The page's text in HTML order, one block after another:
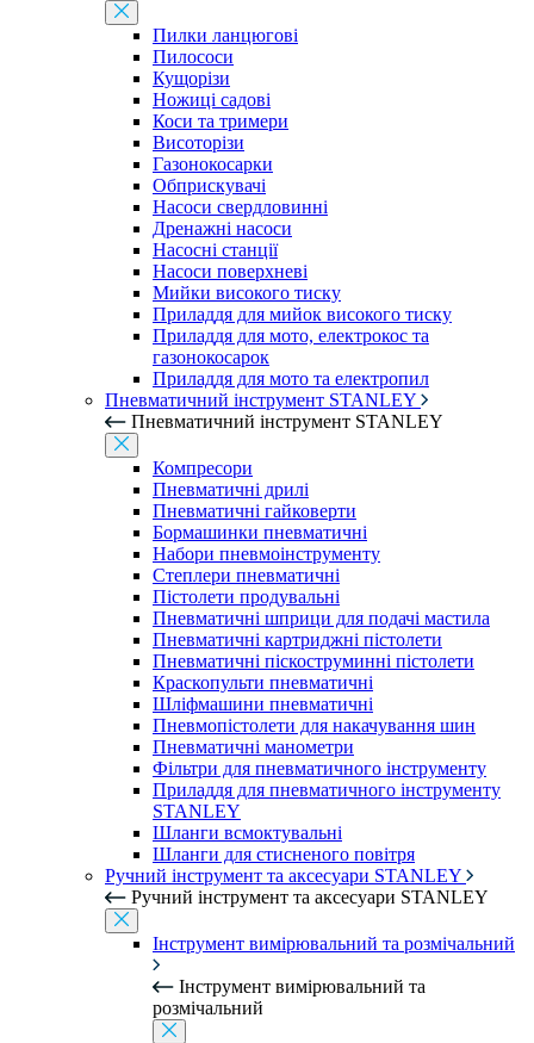
Пилки ланцюгові
Пилососи
Кущорізи
Ножиці садові
Коси та тримери
Висоторізи
Газонокосарки
Обприскувачі
Насоси свердловинні
Дренажні насоси
Насосні станції
Насоси поверхневі
Мийки високого тиску
Приладдя для мийок високого тиску
Приладдя для мото, електрокос та
газонокосарок
Приладдя для мото та електропил
Пневматичний інструмент STANLEY
Пневматичний інструмент STANLEY
Компресори
Пневматичні дрилі
Пневматичні гайковерти
Бормашинки пневматичні
Набори пневмоінструменту
Степлери пневматичні
Пістолети продувальні
Пневматичні шприци для подачі мастила
Пневматичні картриджні пістолети
Пневматичні піскоструминні пістолети
Краскопульти пневматичні
Шліфмашини пневматичні
Пневмопістолети для накачування шин
Пневматичні манометри
Фільтри для пневматичного інструменту
Приладдя для пневматичного інструменту
STANLEY
Шланги всмоктувальні
Шланги для стисненого повітря
Ручний інструмент та аксесуари STANLEY
Ручний інструмент та аксесуари STANLEY
Інструмент вимірювальний та розмічальний
Інструмент вимірювальний та
розмічальний